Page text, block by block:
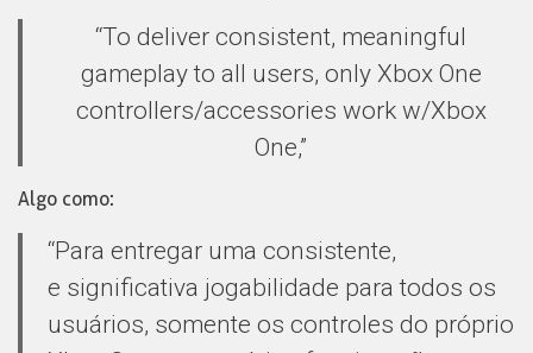
“To deliver consistent, meaningful
gameplay to all users, only Xbox One
controllers/accessories work w/Xbox
One,”
Algo como:
“Para entregar uma consistente,
e significativa jogabilidade para todos os
usuários, somente os controles do próprio